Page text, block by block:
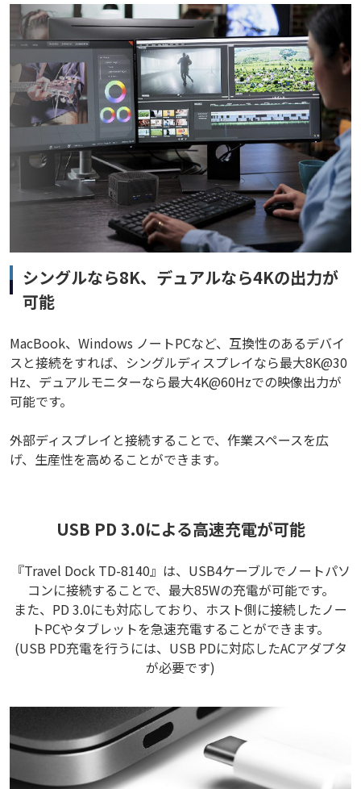
シングルなら8K、デュアルなら4Kの出力が
可能
MacBook、Windows ノートPCなど、互換性のあるデバイ
スと接続をすれば、シングルディスプレイなら最大8K@30
Hz、デュアルモニターなら最大4K@60Hzでの映像出力が
可能です。
外部ディスプレイと接続することで、作業スペースを広
げ、生産性を高めることができます。
USB PD 3.0による高速充電が可能
『Travel Dock TD-8140』は、USB4ケーブルでノートパソ
コンに接続することで、最大85Wの充電が可能です。
また、PD 3.0にも対応しており、ホスト側に接続したノー
トPCやタブレットを急速充電することができます。
(USB PD充電を行うには、USB PDに対応したACアダプタ
が必要です)